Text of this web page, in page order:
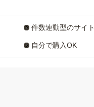
件数連動型のサイト
自分で購入OK